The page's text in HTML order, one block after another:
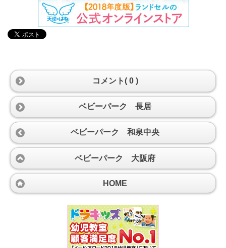
コメント( 0 )
ベビーパーク 長居
ベビーパーク 和泉中央
ベビーパーク 大阪府
HOME